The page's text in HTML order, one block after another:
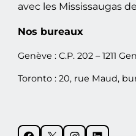
avec les Mississaugas
Nos bureaux
Genève : C.P. 202 – 1211
Toronto : 20, rue Maud,